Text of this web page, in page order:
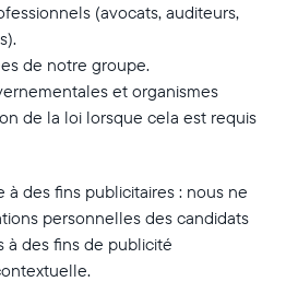
Français
(avocats, auditeurs,
de notre groupe.
et organismes
de la loi lorsque cela est requis
des fins publicitaires : nous ne
personnelles des candidats
à des fins de publicité